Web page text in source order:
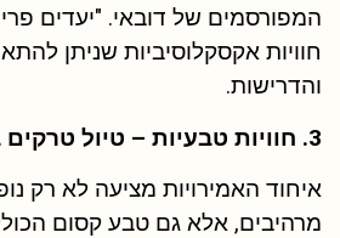
המפורסמים של דובאי. "יעדים
חוויות אקסקלוסיביות שניתן
והדרישות.
3. חוויות טבעיות – טיול טרקים במדבר ובחופים
איחוד האמירויות מציעה לא רק
מרהיבים, אלא גם טבע קסום